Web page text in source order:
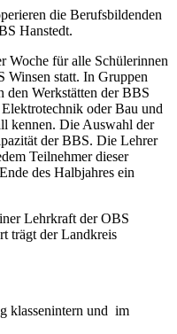
die Berufsbildenden
Hanstedt.
Woche für alle Schülerinnen
Winsen statt. In Gruppen
den Werkstätten der BBS
oder Bau und
kennen. Die Auswahl der
der BBS. Die Lehrer
Teilnehmer dieser
des Halbjahres ein
Lehrkraft der OBS
trägt der Landkreis
klassenintern und im